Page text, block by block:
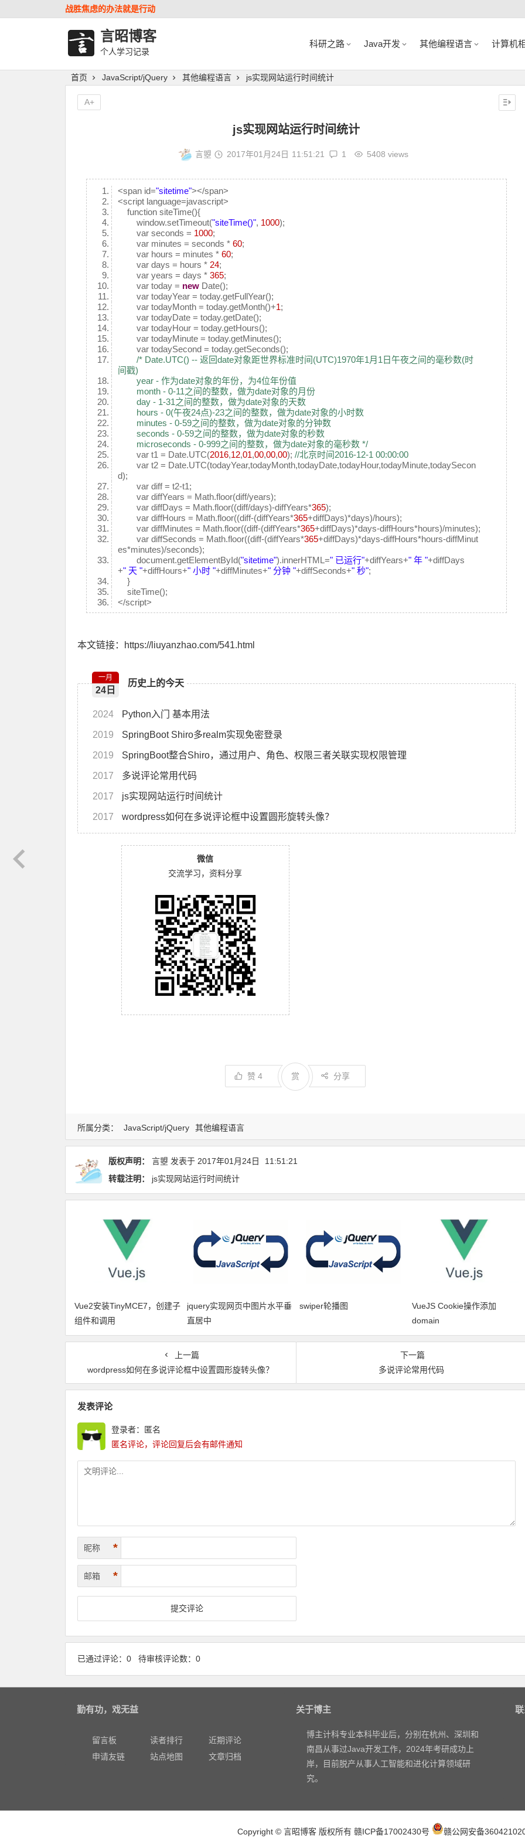
战胜焦虑的办法就是行动
言昭博客
个人学习记录
科研之路 Java开发 其他编程语言 计算机
首页 JavaScript/jQuery 其他编程语言 js实现网站运行时间统计
js实现网站运行时间统计
言曌 2017年01月24日 11:51:21 1 5408 views
<span id="sitetime"></span>
<script language=javascript>
function siteTime(){
window.setTimeout("siteTime()", 1000);
var seconds = 1000;
var minutes = seconds * 60;
var hours = minutes * 60;
var days = hours * 24;
var years = days * 365;
var today = newDate();
var todayYear = today.getFullYear();
var todayMonth = today.getMonth()+1;
var todayDate = today.getDate();
var todayHour = today.getHours();
var todayMinute = today.getMinutes();
var todaySecond = today.getSeconds();
/* Date.UTC() -- 返回date对象距世界标准时间(UTC)1970年1月1日午夜之间的毫秒数(时
间戳)
year - 作为date对象的年份，为4位年份值
month - 0-11之间的整数，做为date对象的月份
day - 1-31之间的整数，做为date对象的天数
hours - 0(午夜24点)-23之间的整数，做为date对象的小时数
minutes - 0-59之间的整数，做为date对象的分钟数
seconds - 0-59之间的整数，做为date对象的秒数
microseconds - 0-999之间的整数，做为date对象的毫秒数 */
var t1 = Date.UTC(2016,12,01,00,00,00); //北京时间2016-12-1 00:00:00
var t2 = Date.UTC(todayYear,todayMonth,todayDate,todayHour,todayMinute,todaySecon
d);
var diff = t2-t1;
var diffYears = Math.floor(diff/years);
var diffDays = Math.floor((diff/days)-diffYears*365);
var diffHours = Math.floor((diff-(diffYears*365+diffDays)*days)/hours);
var diffMinutes = Math.floor((diff-(diffYears*365+diffDays)*days-diffHours*hours)/minutes);
var diffSeconds = Math.floor((diff-(diffYears*365+diffDays)*days-diffHours*hours-diffMinut
es*minutes)/seconds);
document.getElementById("sitetime").innerHTML=" 已运行"+diffYears+" 年 "+diffDays
+" 天 "+diffHours+" 小时 "+diffMinutes+" 分钟 "+diffSeconds+" 秒";
}
siteTime();
</script>
本文链接：https://liuyanzhao.com/541.html
历史上的今天
一月
24日
2024 Python入门 基本用法
2019 SpringBoot Shiro多realm实现免密登录
2019 SpringBoot整合Shiro，通过用户、角色、权限三者关联实现权限管理
2017 多说评论常用代码
2017 js实现网站运行时间统计
2017 wordpress如何在多说评论框中设置圆形旋转头像？
微信
交流学习，资料分享
赞4 分享
赏
A+
所属分类： JavaScript/jQuery 其他编程语言
版权声明： 言曌 发表于 2017年01月24日
11:51:21
转载注明：
js实现网站运行时间统计
Vue2安装TinyMCE7，创建子
组件和调用
jquery实现网页中图片水平垂
直居中
swiper轮播图
VueJS Cookie操作添加
domain
上一篇
wordpress如何在多说评论框中设置圆形旋转头像？
下一篇
多说评论常用代码
发表评论
登录者：匿名
匿名评论，评论回复后会有邮件通知
昵称 *
邮箱 *
已通过评论：0 待审核评论数：0
勤有功，戏无益
留言板 读者排行
近期评论
申请友链
站点地图 文章归档
关于博主
博主计科专业本科毕业后，分别在杭州、深圳和
南昌从事过Java开发工作，2024年考研成功上
岸，目前脱产从事人工智能和进化计算领域研
究。
Copyright © 言昭博客 版权所有 赣ICP备17002430号 赣公网安备